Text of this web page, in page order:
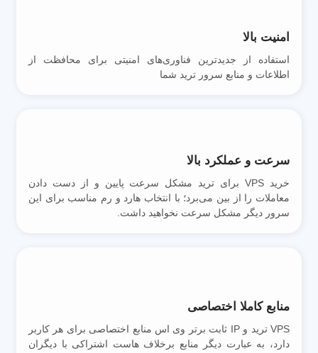
امنیت بالا
استفاده از جدیدترین فناوری‌های امنیتی برای محافظت از
اطلاعات و منابع سرور ترید شما
سرعت و عملکرد بالا
خرید VPS برای ترید مشکل سرعت پایین و از دست دادن
معاملات را از بین می‌برد؛ با انتخاب هارد و رم مناسب برای این
سرور دیگر مشکل سرعت نخواهید داشت.
منابع کاملا اختصاصی
VPS ترید و IP ثابت برتر وی اس منابع اختصاصی برای هر کاربر
دارد، به عبارت دیگر منابع برخلاف هاست اشتراکی با دیگران